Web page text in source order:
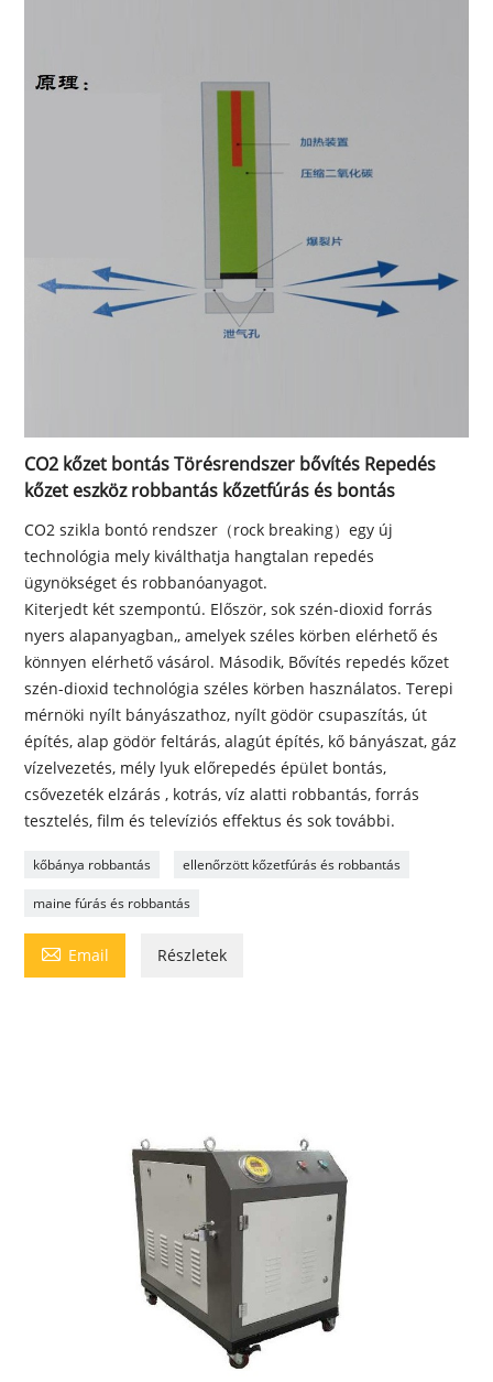
CO2 kőzet bontás Törésrendszer bővítés Repedés
kőzet eszköz robbantás kőzetfúrás és bontás
CO2 szikla bontó rendszer（rock breaking）egy új
technológia mely kiválthatja hangtalan repedés
ügynökséget és robbanóanyagot.
Kiterjedt két szempontú. Először, sok szén-dioxid forrás
nyers alapanyagban,, amelyek széles körben elérhető és
könnyen elérhető vásárol. Második, Bővítés repedés kőzet
szén-dioxid technológia széles körben használatos. Terepi
mérnöki nyílt bányászathoz, nyílt gödör csupaszítás, út
építés, alap gödör feltárás, alagút építés, kő bányászat, gáz
vízelvezetés, mély lyuk előrepedés épület bontás,
csővezeték elzárás , kotrás, víz alatti robbantás, forrás
tesztelés, film és televíziós effektus és sok további.
kőbánya robbantás ellenőrzött kőzetfúrás és robbantás
maine fúrás és robbantás
 Email Részletek